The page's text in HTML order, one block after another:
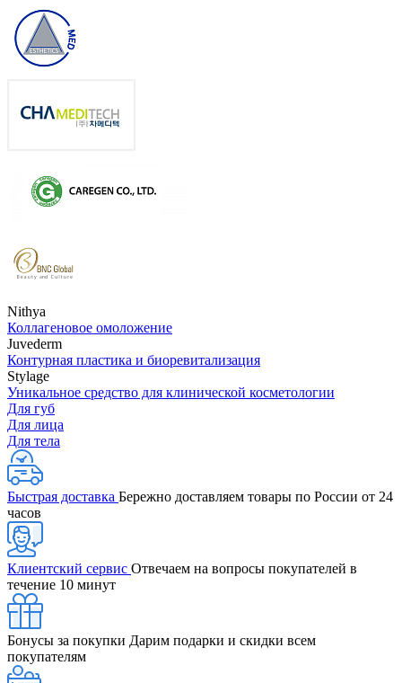
Nithya
Коллагеновое омоложение
Juvederm
Контурная пластика и биоревитализация
Stylage
Уникальное средство для клинической косметологии
Для губ
Для лица
Для тела
Быстрая доставка Бережно доставляем товары по России от 24
часов
Клиентский сервис Отвечаем на вопросы покупателей в
течение 10 минут
Бонусы за покупки Дарим подарки и скидки всем
покупателям